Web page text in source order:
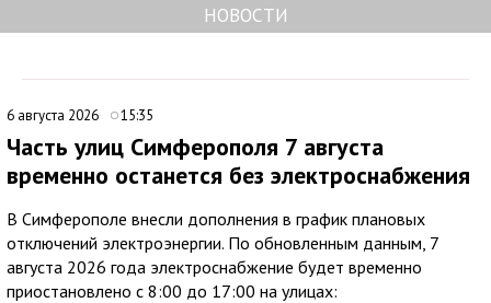
НОВОСТИ
6 августа 2026 15:35
Часть улиц Симферополя 7 августа
временно останется без электроснабжения
В Симферополе внесли дополнения в график плановых
отключений электроэнергии. По обновленным данным, 7
августа 2026 года электроснабжение будет временно
приостановлено с 8:00 до 17:00 на улицах: